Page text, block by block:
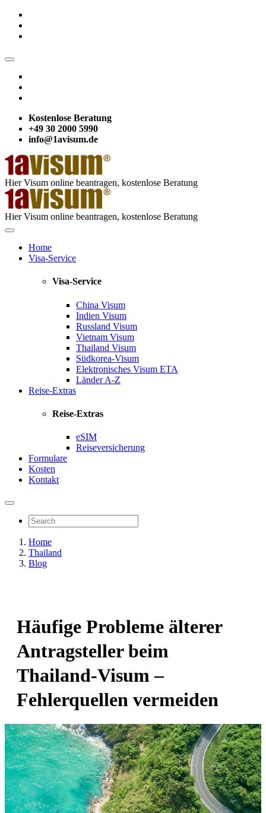
Kostenlose Beratung
+49 30 2000 5990
info@1avisum.de
Hier Visum online beantragen, kostenlose Beratung
Hier Visum online beantragen, kostenlose Beratung
Home
Visa-Service
Visa-Service
China Visum
Indien Visum
Russland Visum
Vietnam Visum
Thailand Visum
Südkorea-Visum
Elektronisches Visum ETA
Länder A-Z
Reise-Extras
Reise-Extras
eSIM
Reiseversicherung
Formulare
Kosten
Kontakt
Home
Thailand
Blog
Häufige Probleme älterer
Antragsteller beim
Thailand-Visum –
Fehlerquellen vermeiden